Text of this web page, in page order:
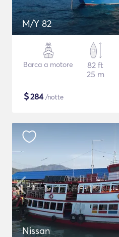
M/Y 82
Barca a motore
82 ft
25 m
$284/notte
Nissan